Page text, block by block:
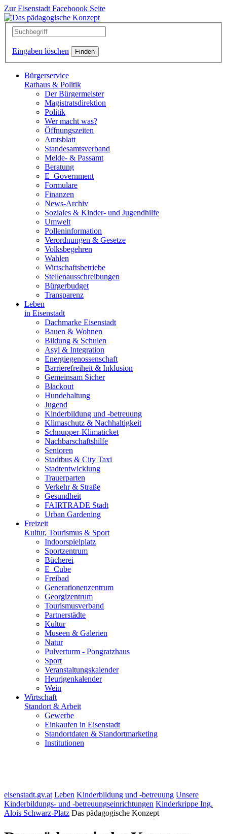
Zur Eisenstadt Faceboook Seite
Eingaben löschen
Bürgerservice
Rathaus & Politik
Der Bürgermeister
Magistratsdirektion
Politik
Wer macht was?
Öffnungszeiten
Amtsblatt
Standesamtsverband
Melde- & Passamt
Beratung
E_Government
Formulare
Finanzen
News-Archiv
Soziales & Kinder- und Jugendhilfe
Umwelt
Polleninformation
Verordnungen & Gesetze
Volksbegehren
Wahlen
Wirtschaftsbetriebe
Stellenausschreibungen
Bürgerbudget
Transparenz
Leben
in Eisenstadt
Dachmarke Eisenstadt
Bauen & Wohnen
Bildung & Schulen
Asyl & Integration
Energiegenossenschaft
Barrierefreiheit & Inklusion
Gemeinsam Sicher
Blackout
Hundehaltung
Jugend
Kinderbildung und -betreuung
Klimaschutz & Nachhaltigkeit
Schnupper-Klimaticket
Nachbarschaftshilfe
Senioren
Stadtbus & City Taxi
Stadtentwicklung
Trauerparten
Verkehr & Straße
Gesundheit
FAIRTRADE Stadt
Urban Gardening
Freizeit
Kultur, Tourismus & Sport
Indoorspielplatz
Sportzentrum
Bücherei
E_Cube
Freibad
Generationenzentrum
Georgizentrum
Tourismusverband
Partnerstädte
Kultur
Museen & Galerien
Natur
Pulverturm - Pongratzhaus
Sport
Veranstaltungskalender
Heurigenkalender
Wein
Wirtschaft
Standort & Arbeit
Gewerbe
Einkaufen in Eisenstadt
Standortdaten & Standortmarketing
Institutionen
eisenstadt.gv.at Leben Kinderbildung und -betreuung Unsere
Kinderbildungs- und -betreuungseinrichtungen Kinderkrippe Ing.
Alois Schwarz-Platz Das pädagogische Konzept